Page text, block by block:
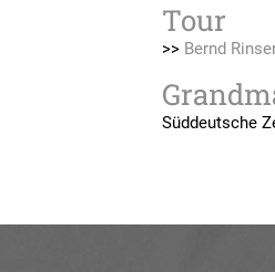
Tour
>> Bernd
Süddeutsche